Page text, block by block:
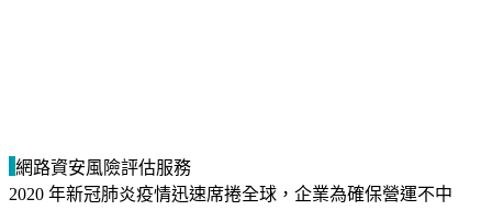
網路資安風險評估服務
2020 年新冠肺炎疫情迅速席捲全球，企業為確保營運不中